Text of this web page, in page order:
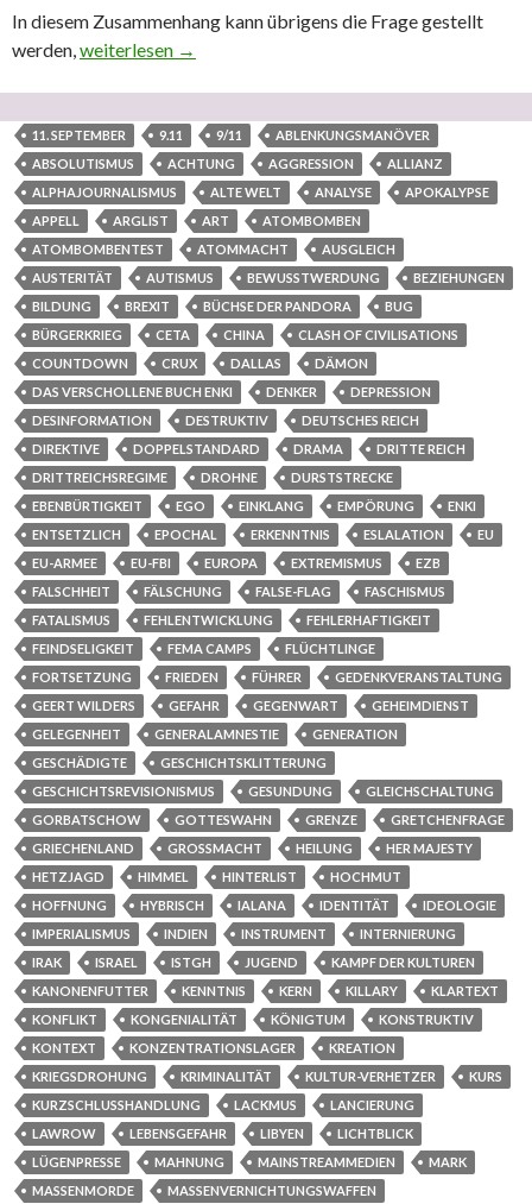
In diesem Zusammenhang kann übrigens die Frage gestellt
werden,N24: „EU entsetzt über Brexit“ – Meine Wenigkeit:
weiterlesen →
11. SEPTEMBER 9.11 9/11
ABLENKUNGSMANÖVER
ABSOLUTISMUS
ACHTUNG AGGRESSION
ALLIANZ
ALPHAJOURNALISMUS
ALTE WELT ANALYSE
APOKALYPSE
APPELL
ARGLIST ART
ATOMBOMBEN
ATOMBOMBENTEST
ATOMMACHT
AUSGLEICH
AUSTERITÄT
AUTISMUS BEWUSSTWERDUNG
BEZIEHUNGEN
BILDUNG
BREXIT BÜCHSE DER PANDORA
BUG
BÜRGERKRIEG
CETA CHINA
CLASH OF CIVILISATIONS
COUNTDOWN
CRUX DALLAS
DÄMON
DAS VERSCHOLLENE BUCH ENKI
DENKER
DEPRESSION
DESINFORMATION
DESTRUKTIV
DEUTSCHES REICH
DIREKTIVE
DOPPELSTANDARD DRAMA
DRITTE REICH
DRITTREICHSREGIME
DROHNE
DURSTSTRECKE
EBENBÜRTIGKEIT
EGO EINKLANG EMPÖRUNG
ENKI
ENTSETZLICH
EPOCHAL ERKENNTNIS ESLALATION
EU
EU-ARMEE
EU-FBI EUROPA EXTREMISMUS
EZB
FALSCHHEIT
FÄLSCHUNG FALSE-FLAG
FASCHISMUS
FATALISMUS
FEHLENTWICKLUNG
FEHLERHAFTIGKEIT
FEINDSELIGKEIT
FEMA CAMPS
FLÜCHTLINGE
FORTSETZUNG
FRIEDEN FÜHRER
GEDENKVERANSTALTUNG
GEERT WILDERS
GEFAHR GEGENWART
GEHEIMDIENST
GELEGENHEIT
GENERALAMNESTIE
GENERATION
GESCHÄDIGTE
GESCHICHTSKLITTERUNG
GESCHICHTSREVISIONISMUS
GESUNDUNG
GLEICHSCHALTUNG
GORBATSCHOW
GOTTESWAHN GRENZE
GRETCHENFRAGE
GRIECHENLAND
GROSSMACHT HEILUNG
HER MAJESTY
HETZJAGD
HIMMEL HINTERLIST
HOCHMUT
HOFFNUNG
HYBRISCH IALANA IDENTITÄT
IDEOLOGIE
IMPERIALISMUS
INDIEN INSTRUMENT
INTERNIERUNG
IRAK
ISRAEL ISTGH JUGEND
KAMPF DER KULTUREN
KANONENFUTTER
KENNTNIS KERN KILLARY
KLARTEXT
KONFLIKT
KONGENIALITÄT KÖNIGTUM
KONSTRUKTIV
KONTEXT
KONZENTRATIONSLAGER
KREATION
KRIEGSDROHUNG
KRIMINALITÄT KULTUR-VERHETZER
KURS
KURZSCHLUSSHANDLUNG
LACKMUS
LANCIERUNG
LAWROW
LEBENSGEFAHR LIBYEN
LICHTBLICK
LÜGENPRESSE
MAHNUNG MAINSTREAMMEDIEN
MARK
MASSENMORDE
MASSENVERNICHTUNGSWAFFEN